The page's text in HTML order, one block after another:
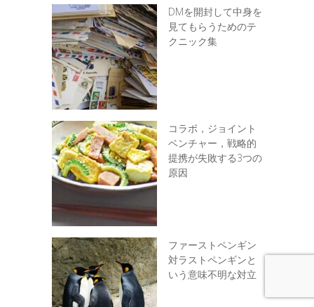
DMを開封して中身を
見てもらうためのテ
クニック集
コラボ，ジョイント
ベンチャー，戦略的
提携が失敗する3つの
原因
ファーストペンギン
対ラストペンギンと
いう意味不明な対立